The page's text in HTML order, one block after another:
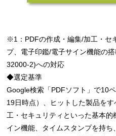
※1：PDFの作成・編集/加工・セ
プ、電子印鑑/電子サイン機能の
32000-2)への対応
◆選定基準
Google検索「PDFソフト」で10
19日時点）、ヒットした製品を
工・セキュリティといった基本
イン機能、タイムスタンプを持